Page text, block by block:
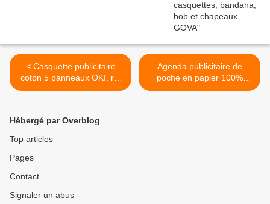
< Casquette publicitaire
coton 5 panneaux OKI. ref
12302
Agenda publicitaire de
poche en papier 100%
recyclé - GO92-12APR01 >
Hébergé par Overblog
Top articles
Pages
Contact
Signaler un abus